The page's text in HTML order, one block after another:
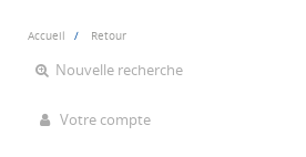
Accueil Retour
Nouvelle recherche
Votre compte